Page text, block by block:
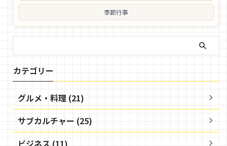
季節行事
カテゴリー
グルメ・料理 (21)
サブカルチャー (25)
ビジネス (11)